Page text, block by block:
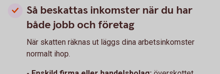
Så beskattas inkomster när du har
både jobb och företag
När skatten räknas ut läggs dina arbetsinkomster
normalt ihop.